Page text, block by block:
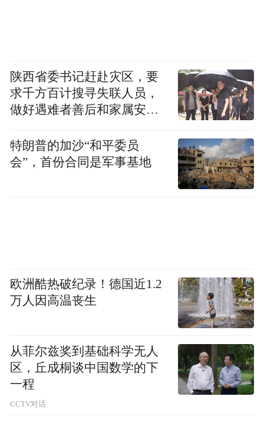
兰岛周边水域“到处都是中俄船只”。丹麦对
此提出异议。
绘的场景“并不正确”。他还说，“我们不认同
格陵兰岛到处都是中国投资的说法”，因为事
外交部发言人林剑5日在例行记者会上回答关
于特朗普表示美国需要格陵兰岛、原因之一
中方敦促美方停止把所谓“中国威胁”作为捞
取自身私利的借口。
针对美国政府威胁以武力夺取格陵兰岛，并
陕西省委书记赶赴灾区，要
求千方百计搜寻失联人员，
做好遇难者善后和家属安抚
特朗普的加沙“和平委员
会”，首份合同是军事基地
欧洲酷热破纪录！德国近1.2
万人因高温丧生
从菲尔兹奖到基础科学无人
区，丘成桐谈中国数学的下
一程
CCTV对话